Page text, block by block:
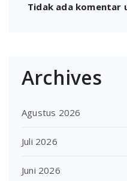
Tidak ada komentar
Archives
Agustus 2026
Juli 2026
Juni 2026